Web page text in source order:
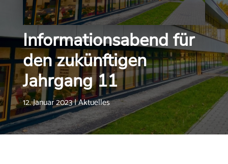
Informationsabend für
den zukünftigen
Jahrgang 11
12. Januar 2023|Aktuelles